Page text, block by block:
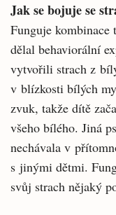
Jak se bojuje se
Funguje
dělal behaviorální
vytvořili strach z
v blízkosti bílých
zvuk, takže dítě
všeho bílého. Jiná
nechávala v
s jinými dětmi.
svůj strach nějaký